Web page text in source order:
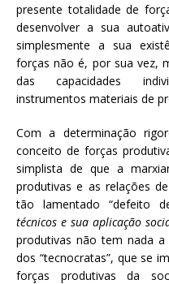
presente totalidade de
desenvolver a sua
simplesmente a sua
forças não é, por sua vez,
das capacidades
instrumentos materiais de
Com a determinação
conceito de forças
simplista de que a
produtivas e as relações
tão lamentado “defeito
técnicos e sua aplicação
produtivas não tem nada
dos “tecnocratas”, que se
forças produtivas da